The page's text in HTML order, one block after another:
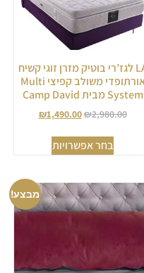
LA לגז’רי בוטיק מזרן זוגי קשיח
אורתופדי משולב קפיצי Multi
System מבית Camp David
₪2,980.00
₪1,490.00
בחר אפשרויות
מבצע!